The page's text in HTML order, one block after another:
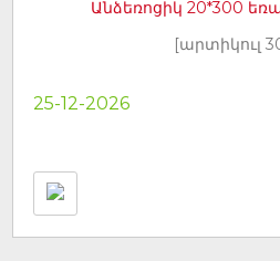
Անձեռոցիկ 20*300
[արտիկուլ
25-12-2026